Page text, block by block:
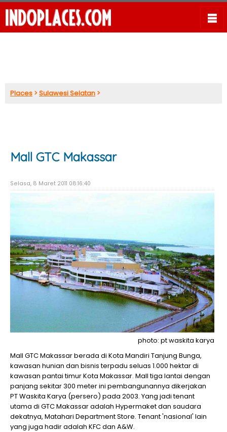
Places >Sulawesi Selatan >
Mall GTC Makassar
Selasa, 8 Maret 2011 08:16:40
photo: pt waskita karya
Mall GTC Makassar berada di Kota Mandiri Tanjung Bunga,
kawasan hunian dan bisnis terpadu seluas 1.000 hektar di
kawasan pantai timur Kota Makassar. Mall tiga lantai dengan
panjang sekitar 300 meter ini pembangunannya dikerjakan
PT Waskita Karya (persero) pada 2003. Yang jadi tenant
utama di GTC Makassar adalah Hypermaket dan saudara
dekatnya, Matahari Department Store. Tenant 'nasional' lain
yang juga hadir adalah KFC dan A&W.